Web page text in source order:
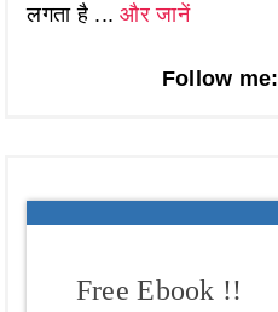
लगता है ...और जानें
Follow me:
Free Ebook !!